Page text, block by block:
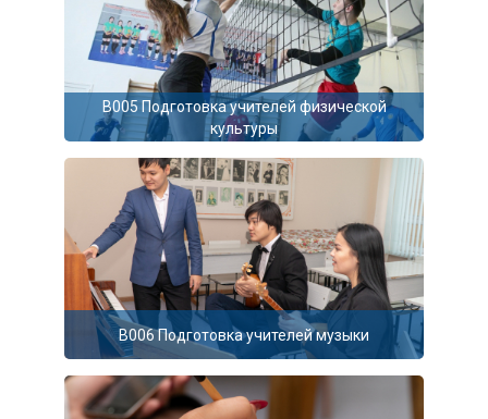
B005 Подготовка учителей физической
культуры
B006 Подготовка учителей музыки